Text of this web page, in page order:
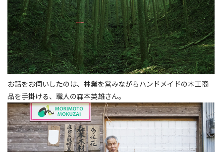
お話をお伺いしたのは、林業を営みながらハンドメイドの木工商
品を手掛ける、職人の森本英雄さん。